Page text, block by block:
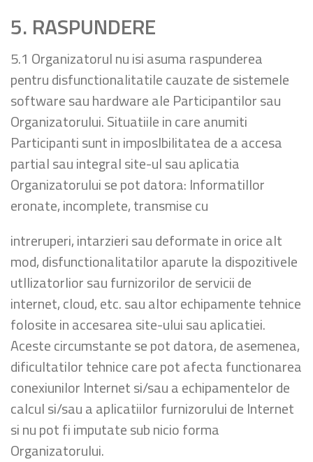
5. RASPUNDERE
5.1 Organizatorul nu isi asuma raspunderea
pentru disfunctionalitatile cauzate de sistemele
software sau hardware ale Participantilor sau
Organizatorului. Situatiile in care anumiti
Participanti sunt in imposlbilitatea de a accesa
partial sau integral site-ul sau aplicatia
Organizatorului se pot datora: lnformatillor
eronate, incomplete, transmise cu
intreruperi, intarzieri sau deformate in orice alt
mod, disfunctionalitatilor aparute la dispozitivele
utllizatorlior sau furnizorilor de servicii de
internet, cloud, etc. sau altor echipamente tehnice
folosite in accesarea site-ului sau aplicatiei.
Aceste circumstante se pot datora, de asemenea,
dificultatilor tehnice care pot afecta functionarea
conexiunilor Internet si/sau a echipamentelor de
calcul si/sau a aplicatiilor furnizorului de Internet
si nu pot fi imputate sub nicio forma
Organizatorului.